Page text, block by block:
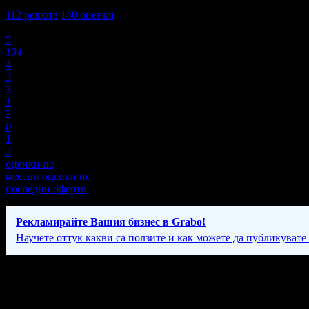
112 ревюта 140 оценки
5
134
4
3
3
1
2
0
1
2
оценки по
месеци оценки по
последни оферти
Рекламирайте Вашия бизнес в Grabo!
Научете оттук какви са ползите и как можете да публикувате